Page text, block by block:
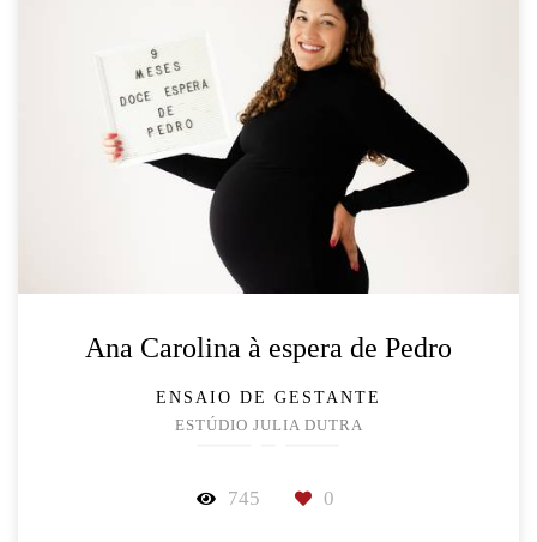
Ana Carolina à espera de Pedro
ENSAIO DE GESTANTE
ESTÚDIO JULIA DUTRA
745 0